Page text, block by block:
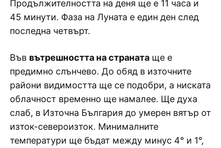
Продължителността на деня ще е 11 часа и
45 минути. Фаза на Луната е един ден след
последна четвърт.
Във вътрешността на страната ще е
предимно слънчево. До обяд в източните
райони видимостта ще се подобри, а ниската
облачност временно ще намалее. Ще духа
слаб, в Източна България до умерен вятър от
изток-североизток. Минималните
температури ще бъдат между минус 4° и 1°,